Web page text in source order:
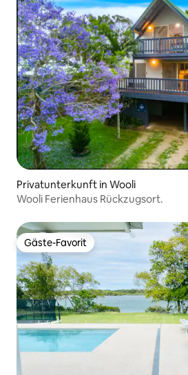
Privatunterkunft in Wooli
Wooli Ferienhaus Rückzugsort.
Gäste-Favorit
Gäste-Favorit